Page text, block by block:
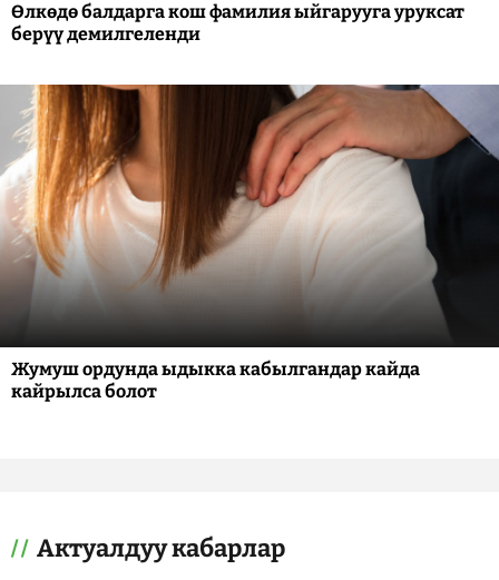
Өлкөдө балдарга кош фамилия ыйгарууга уруксат
берүү демилгеленди
Жумуш ордунда ыдыкка кабылгандар кайда
кайрылса болот
Актуалдуу кабарлар